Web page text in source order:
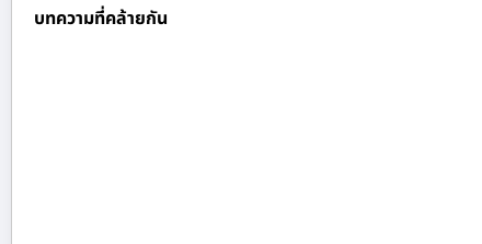
บทความที่คล้ายกัน